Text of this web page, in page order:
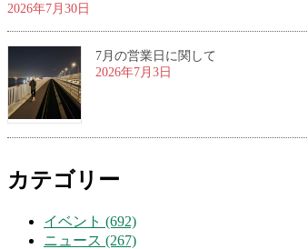
2026年7月30日
7月の営業日に関して
2026年7月3日
カテゴリー
イベント (692)
ニュース (267)